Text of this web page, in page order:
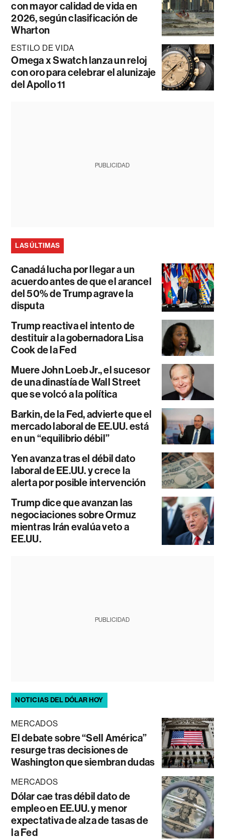
con mayor calidad de vida en
2026, según clasificación de
Wharton
ESTILO DE VIDA
Omega x Swatch lanza un reloj
con oro para celebrar el alunizaje
del Apollo 11
PUBLICIDAD
LAS ÚLTIMAS
Canadá lucha por llegar a un
acuerdo antes de que el arancel
del 50% de Trump agrave la
disputa
Trump reactiva el intento de
destituir a la gobernadora Lisa
Cook de la Fed
Muere John Loeb Jr., el sucesor
de una dinastía de Wall Street
que se volcó a la política
Barkin, de la Fed, advierte que el
mercado laboral de EE.UU. está
en un “equilibrio débil”
Yen avanza tras el débil dato
laboral de EE.UU. y crece la
alerta por posible intervención
Trump dice que avanzan las
negociaciones sobre Ormuz
mientras Irán evalúa veto a
EE.UU.
PUBLICIDAD
NOTICIAS DEL DÓLAR HOY
MERCADOS
El debate sobre “Sell América”
resurge tras decisiones de
Washington que siembran dudas
MERCADOS
Dólar cae tras débil dato de
empleo en EE.UU. y menor
expectativa de alza de tasas de
la Fed